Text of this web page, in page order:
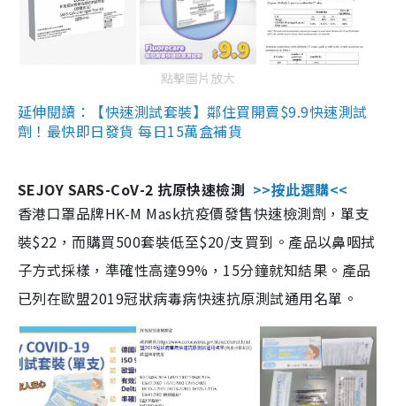
點擊圖片放大
延伸閱讀：【快速測試套裝】鄰住買開賣$9.9快速測試
劑！最快即日發貨 每日15萬盒補貨
SEJOY SARS-CoV-2 抗原快速檢測 >>按此選購<<
香港口罩品牌HK-M Mask抗疫價發售快速檢測劑，單支
裝$22，而購買500套裝低至$20/支買到。產品以鼻咽拭
子方式採樣，準確性高達99%，15分鐘就知結果。產品
已列在歐盟2019冠狀病毒病快速抗原測試通用名單。